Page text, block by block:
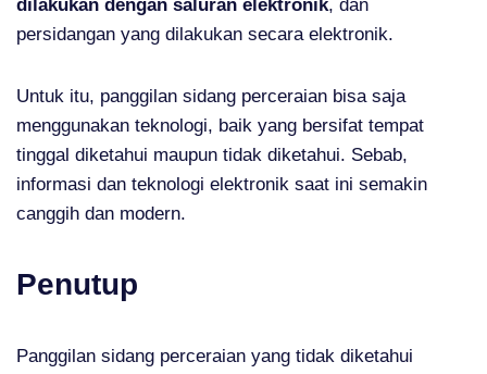
dilakukan dengan saluran elektronik, dan
persidangan yang dilakukan secara elektronik.
Untuk itu, panggilan sidang perceraian bisa saja
menggunakan teknologi, baik yang bersifat tempat
tinggal diketahui maupun tidak diketahui. Sebab,
informasi dan teknologi elektronik saat ini semakin
canggih dan modern.
Penutup
Panggilan sidang perceraian yang tidak diketahui